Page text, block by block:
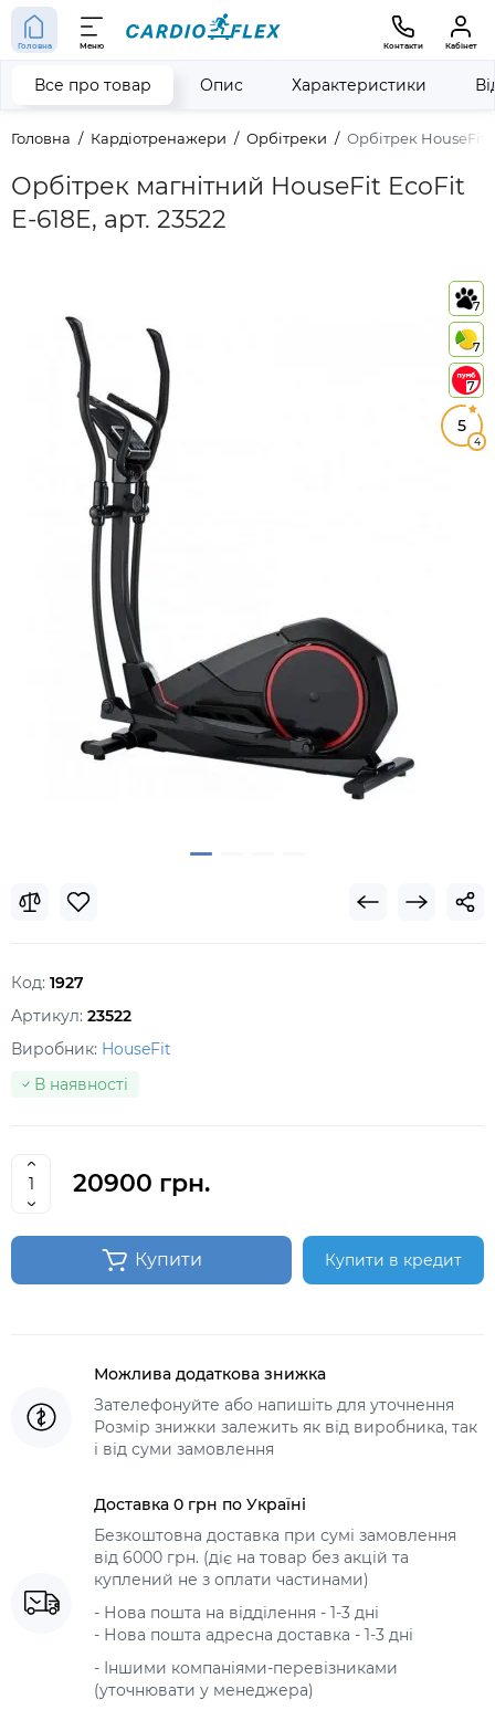
Головна Меню Контакти Кабінет
Головна Кардіотренажери Орбітреки Орбітрек HouseFit
Орбітрек магнітний HouseFit EcoFit
E-618E, арт. 23522
Все про товар Опис Характеристики
7
7
7
5
4
Код: 1927
Артикул: 23522
Виробник: HouseFit
В наявності
20900 грн.
Купити Купити в кредит
Можлива додаткова знижка
Зателефонуйте або напишіть для уточнення
Розмір знижки залежить як від виробника, так
і від суми замовлення
Доставка 0 грн по Україні
Безкоштовна доставка при сумі замовлення
від 6000 грн. (діє на товар без акцій та
куплений не з оплати частинами)
- Нова пошта на відділення - 1-3 дні
- Нова пошта адресна доставка - 1-3 дні
- Іншими компаніями-перевізниками
(уточнювати у менеджера)